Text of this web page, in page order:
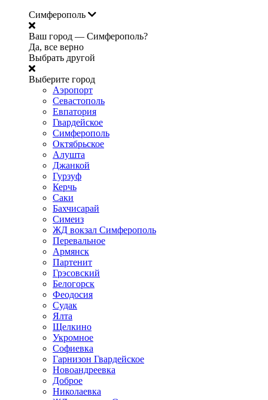
Симферополь
Ваш город — Симферополь?
Да, все верно
Выбрать другой
Выберите город
Аэропорт
Севастополь
Евпатория
Гвардейское
Симферополь
Октябрьское
Алушта
Джанкой
Гурзуф
Керчь
Саки
Бахчисарай
Симеиз
ЖД вокзал Симферополь
Перевальное
Армянск
Партенит
Грэсовский
Белогорск
Феодосия
Судак
Ялта
Щелкино
Укромное
Софиевка
Гарнизон Гвардейское
Новоандреевка
Доброе
Николаевка